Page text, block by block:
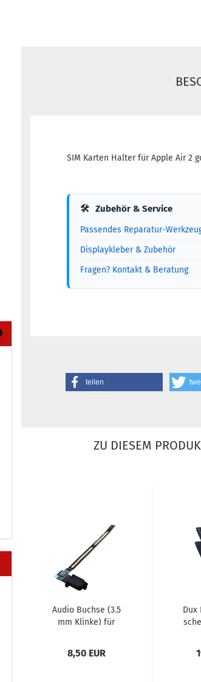
SIM Karten Halter für Apple Air 2
🛠 Zubehör & Service
Passendes Reparatur-
Displaykleber & Zubehör
Fragen? Kontakt & Beratung
teilen
ZU DIESEM
Audio Buch­se (3.5
mm Klin­ke) für
8,50 EUR
Dux